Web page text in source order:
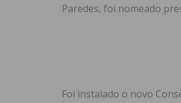
Paredes, foi nomeado
Foi instalado o novo